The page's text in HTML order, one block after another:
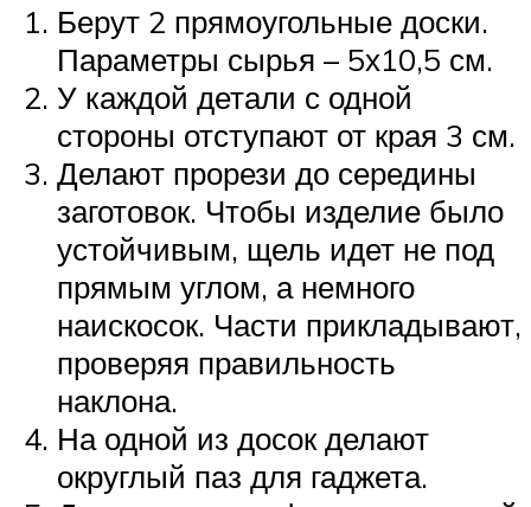
Берут 2 прямоугольные доски.
Параметры сырья – 5х10,5 см.
У каждой детали с одной
стороны отступают от края 3 см.
Делают прорези до середины
заготовок. Чтобы изделие было
устойчивым, щель идет не под
прямым углом, а немного
наискосок. Части прикладывают,
проверяя правильность
наклона.
На одной из досок делают
округлый паз для гаджета.